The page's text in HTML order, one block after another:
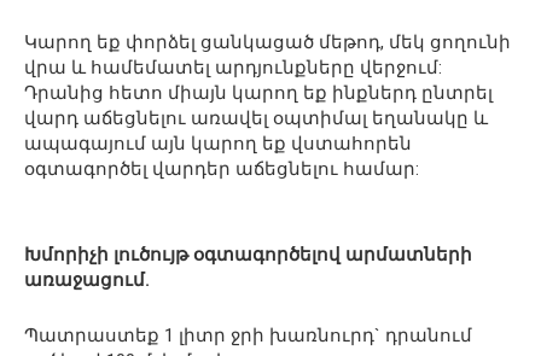
Կարող եք փորձել ցանկացած մեթոդ, մեկ ցողունի
վրա և համեմատել արդյունքները վերջում:
Դրանից հետո միայն կարող եք ինքներդ ընտրել
վարդ աճեցնելու առավել օպտիմալ եղանակը և
ապագայում այն ​​կարող եք վստահորեն
օգտագործել վարդեր աճեցնելու համար:
Խմորիչի լուծույթ օգտագործելով արմատների
առաջացում.
Պատրաստեք 1 լիտր ջրի խառնուրդ` դրանում